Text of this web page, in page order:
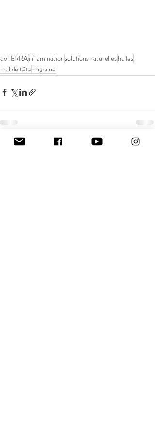
doTERRAinflammationsolutions naturelleshuiles
mal de tête migraine
Posts récents Voir tout